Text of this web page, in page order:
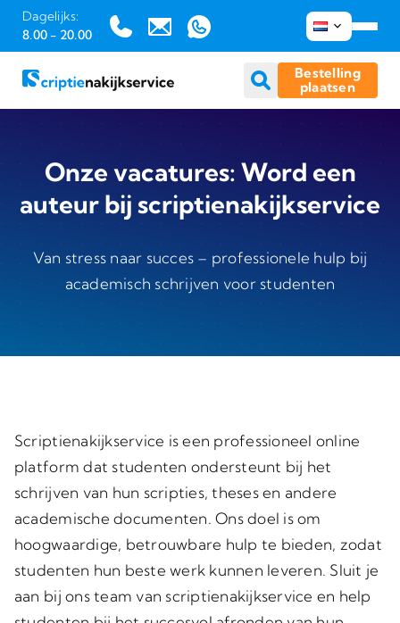
Ga
inhoud
Dagelijks:
8.00 - 20.00
Bestelling
plaatsen
Onze vacatures: Word een
auteur bij scriptienakijkservice
Van stress naar succes – professionele hulp bij
academisch schrijven voor studenten
Scriptienakijkservice is een professioneel online
platform dat studenten ondersteunt bij het
schrijven van hun scripties, theses en andere
academische documenten. Ons doel is om
hoogwaardige, betrouwbare hulp te bieden, zodat
studenten hun beste werk kunnen leveren. Sluit je
aan bij ons team van scriptienakijkservice en help